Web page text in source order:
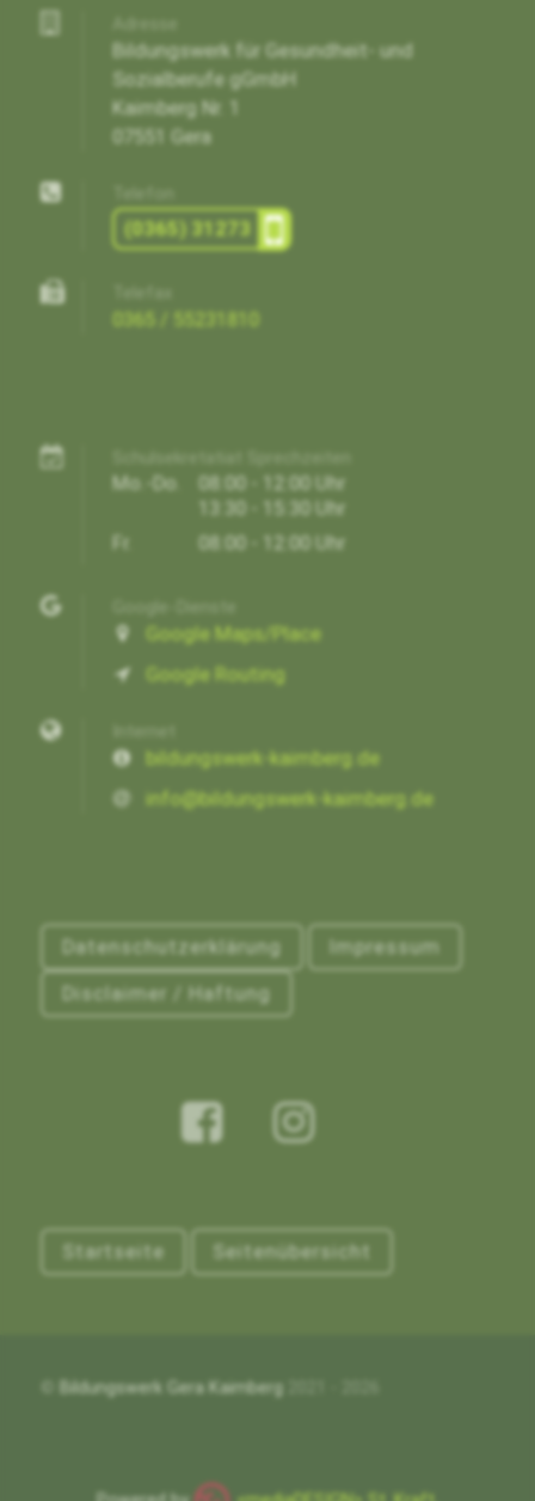
Bildungswerk für Gesundheit- und
Sozialberufe gGmbH
Kaimberg Nr. 1
07551 Gera
(0365) 31273
Mo.-Do.
08:00 - 12:00 Uhr
13:30 - 15:30 Uhr
Fr.
08:00 - 12:00 Uhr
Google Maps/Place
Google Routing
bildungswerk-kaimberg.de
info@bildungswerk-kaimberg.de
Datenschutzerklärung Impressum
Disclaimer / Haftung
Startseite Seitenübersicht
Bildungswerk Gera Kaimberg